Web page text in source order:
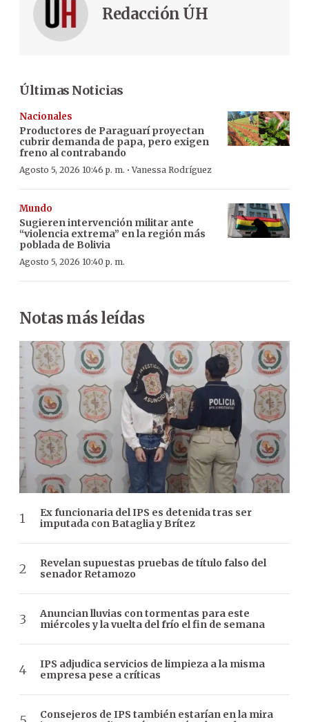
Redacción ÚH
Últimas Noticias
Nacionales
Productores de Paraguarí proyectan
cubrir demanda de papa, pero exigen
freno al contrabando
Agosto 5, 2026 10:46 p. m. ·Vanessa Rodríguez
Mundo
Sugieren intervención militar ante
“violencia extrema” en la región más
poblada de Bolivia
Agosto 5, 2026 10:40 p. m.
Notas más leídas
Ex funcionaria del IPS es detenida tras ser
imputada con Bataglia y Brítez
Revelan supuestas pruebas de título falso del
senador Retamozo
Anuncian lluvias con tormentas para este
miércoles y la vuelta del frío el fin de semana
IPS adjudica servicios de limpieza a la misma
empresa pese a críticas
Consejeros de IPS también estarían en la mira